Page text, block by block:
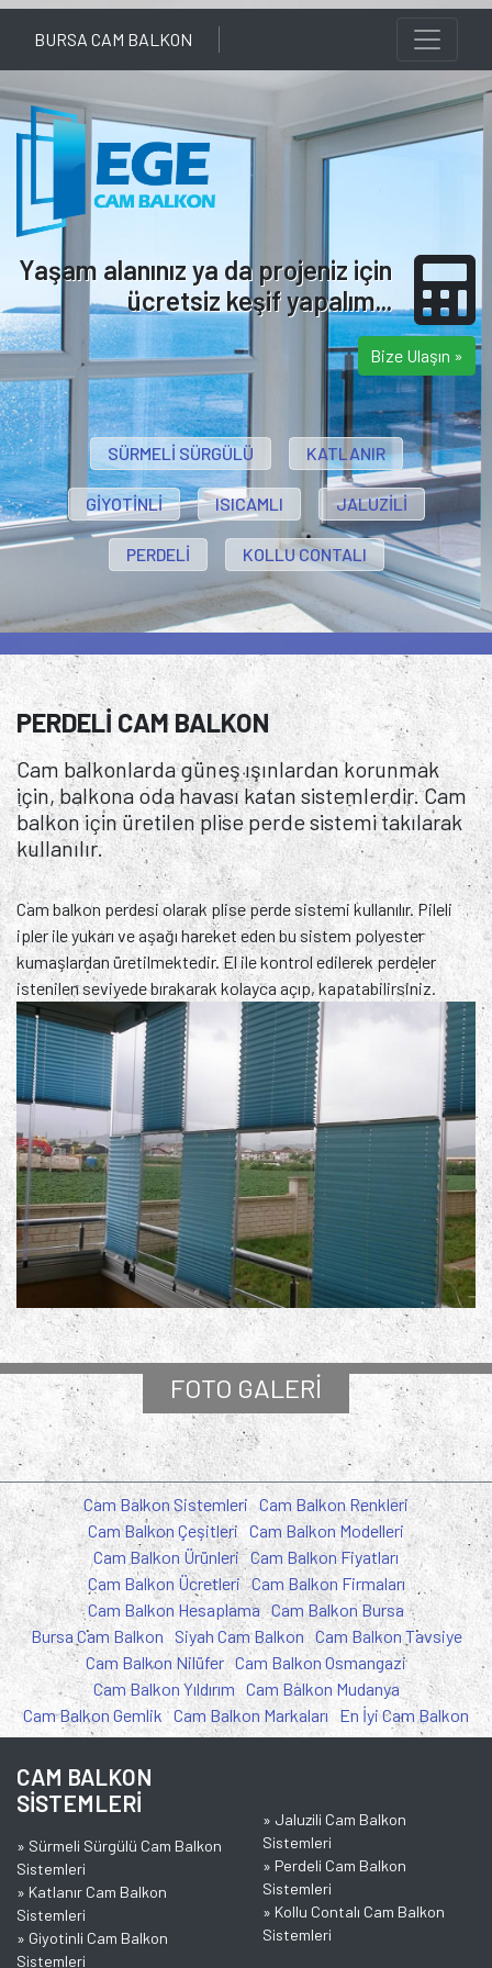
BURSA CAM BALKON
Yaşam alanınız ya da projeniz için
ücretsiz keşif yapalım...
Bize Ulaşın »
SÜRMELİ SÜRGÜLÜ KATLANIR
GİYOTİNLİ ISICAMLI JALUZİLİ
PERDELİ KOLLU CONTALI
PERDELİ CAM BALKON
Cam balkonlarda güneş ışınlardan korunmak
için, balkona oda havası katan sistemlerdir. Cam
balkon için üretilen plise perde sistemi takılarak
kullanılır.
Cam balkon perdesi olarak plise perde sistemi kullanılır. Pileli
ipler ile yukarı ve aşağı hareket eden bu sistem polyester
kumaşlardan üretilmektedir. El ile kontrol edilerek perdeler
istenilen seviyede bırakarak kolayca açıp, kapatabilirsiniz.
FOTO GALERİ
Cam Balkon Sistemleri Cam Balkon Renkleri
Cam Balkon Çeşitleri Cam Balkon Modelleri
Cam Balkon Ürünleri Cam Balkon Fiyatları
Cam Balkon Ücretleri Cam Balkon Firmaları
Cam Balkon Hesaplama Cam Balkon Bursa
Bursa Cam Balkon Siyah Cam Balkon Cam Balkon Tavsiye
Cam Balkon Nilüfer Cam Balkon Osmangazi
Cam Balkon Yıldırım Cam Balkon Mudanya
Cam Balkon Gemlik Cam Balkon Markaları En İyi Cam Balkon
CAM BALKON
SİSTEMLERİ
» Sürmeli Sürgülü Cam Balkon
Sistemleri
» Katlanır Cam Balkon
Sistemleri
» Giyotinli Cam Balkon
Sistemleri
» Jaluzili Cam Balkon
Sistemleri
» Perdeli Cam Balkon
Sistemleri
» Kollu Contalı Cam Balkon
Sistemleri